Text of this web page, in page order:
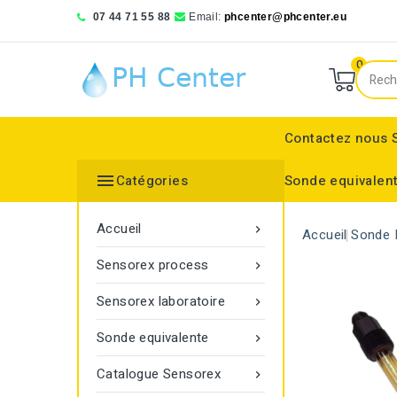
07 44 71 55 88 Email: phcenter@phcenter.eu
0
Contactez nous
Sonde
Catégories

Accueil

Sensorex process

Sensorex laboratoire

Sonde equivalente

Catalogue Sensorex
Accueil Sonde